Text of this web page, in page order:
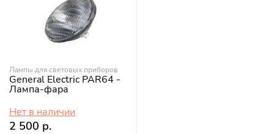
Лампы для световых приборов
General Electric PAR64 -
Лампа-фара
Нет в наличии
2 500 р.